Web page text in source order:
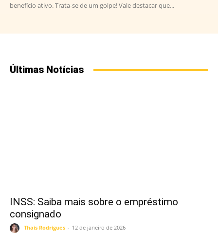
benefício ativo. Trata-se de um golpe! Vale destacar que...
Últimas Notícias
INSS: Saiba mais sobre o empréstimo
consignado
Thais Rodrigues - 12 de janeiro de 2026